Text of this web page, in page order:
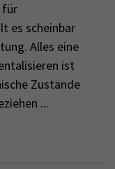
für
es scheinbar
Alles eine
ist
Zustände
...